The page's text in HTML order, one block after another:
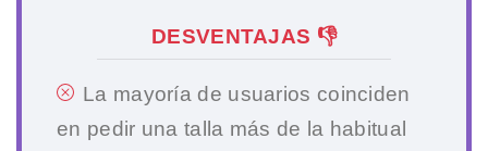
DESVENTAJAS 👎
La mayoría de usuarios coinciden
en pedir una talla más de la habitual